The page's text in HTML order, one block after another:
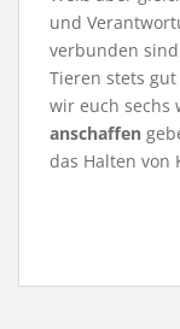
und
verbunden
Tieren stets
wir euch sechs
anschaffen
das Halten von